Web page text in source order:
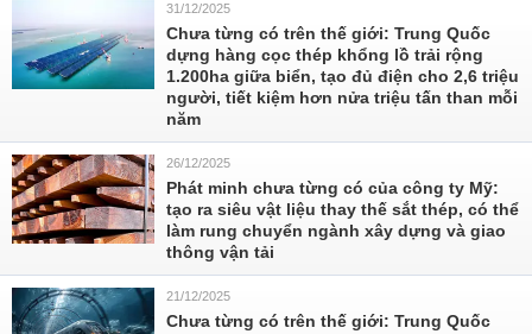
31/12/2025
Chưa từng có trên thế giới: Trung Quốc
dựng hàng cọc thép khổng lồ trải rộng
1.200ha giữa biển, tạo đủ điện cho 2,6 triệu
người, tiết kiệm hơn nửa triệu tấn than mỗi
năm
26/12/2025
Phát minh chưa từng có của công ty Mỹ:
tạo ra siêu vật liệu thay thế sắt thép, có thể
làm rung chuyển ngành xây dựng và giao
thông vận tải
21/12/2025
Chưa từng có trên thế giới: Trung Quốc